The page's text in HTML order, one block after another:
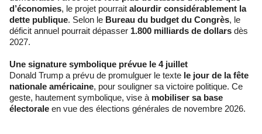
d’économies, le projet pourrait alourdir considérablement la
dette publique. Selon le Bureau du budget du Congrès, le
déficit annuel pourrait dépasser 1.800 milliards de dollars dès
2027.
Une signature symbolique prévue le 4 juillet
Donald Trump a prévu de promulguer le texte le jour de la fête
nationale américaine, pour souligner sa victoire politique. Ce
geste, hautement symbolique, vise à mobiliser sa base
électorale en vue des élections générales de novembre 2026.